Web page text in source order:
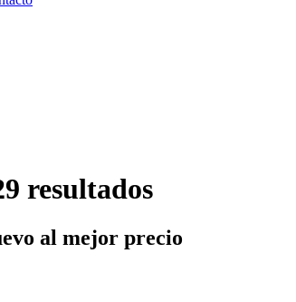
resultados
al mejor precio